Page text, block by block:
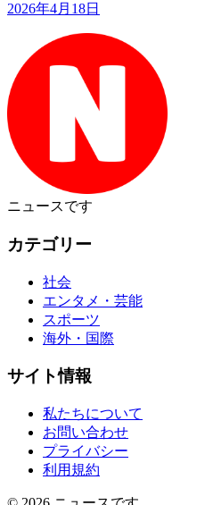
2026年4月18日
ニュースです
カテゴリー
社会
エンタメ・芸能
スポーツ
海外・国際
サイト情報
私たちについて
お問い合わせ
プライバシー
利用規約